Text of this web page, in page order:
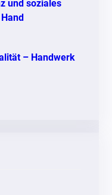
und soziales
– Handwerk